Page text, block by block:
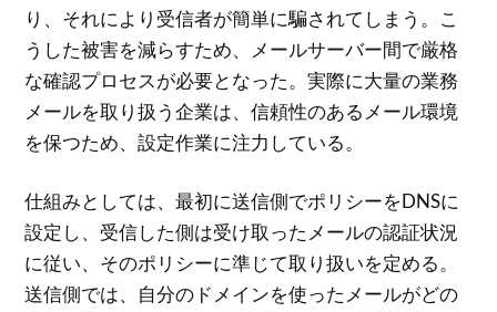
り、それにより受信者が簡単に騙されてしまう。こ
うした被害を減らすため、メールサーバー間で厳格
な確認プロセスが必要となった。実際に大量の業務
メールを取り扱う企業は、信頼性のあるメール環境
を保つため、設定作業に注力している。
仕組みとしては、最初に送信側でポリシーをDNSに
設定し、受信した側は受け取ったメールの認証状況
に従い、そのポリシーに準じて取り扱いを定める。
送信側では、自分のドメインを使ったメールがどの